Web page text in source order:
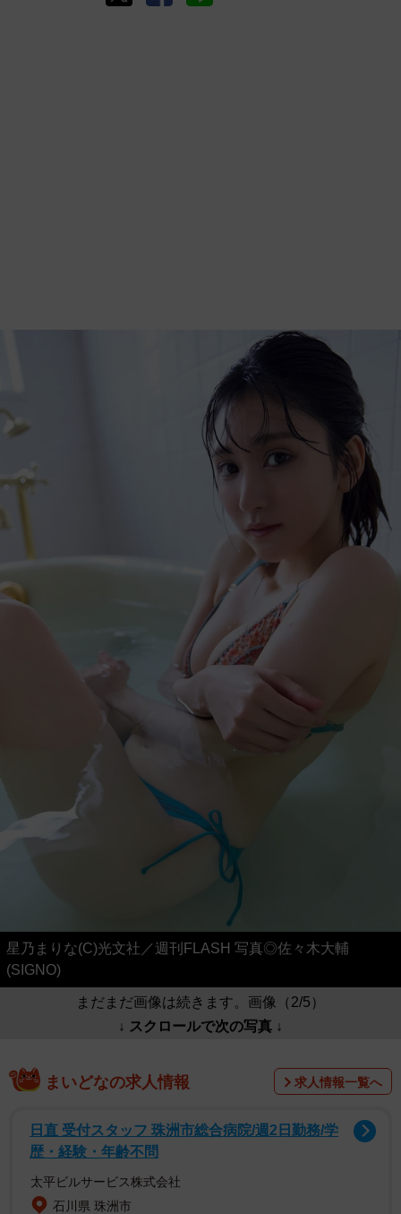
星乃まりな(C)光文社／週刊FLASH 写真◎佐々木大輔
(SIGNO)
まだまだ画像は続きます。画像（2/5）
↓ スクロールで次の写真 ↓
まいどなの求人情報 求人情報一覧へ
日直 受付スタッフ 珠洲市総合病院/週2日勤務/学
歴・経験・年齢不問
太平ビルサービス株式会社
石川県 珠洲市